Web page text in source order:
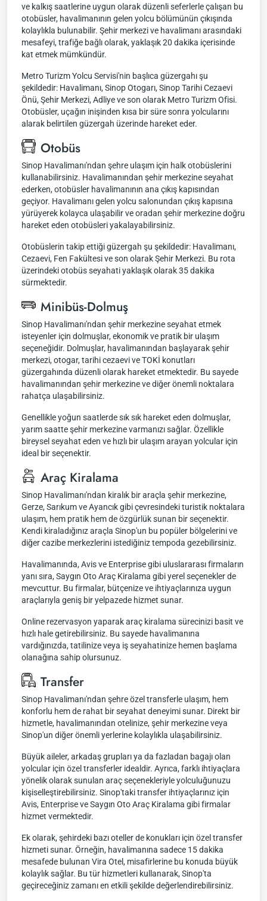
ve kalkış saatlerine uygun olarak düzenli seferlerle çalışan bu
otobüsler, havalimanının gelen yolcu bölümünün çıkışında
kolaylıkla bulunabilir. Şehir merkezi ve havalimanı arasındaki
mesafeyi, trafiğe bağlı olarak, yaklaşık 20 dakika içerisinde
kat etmek mümkündür.
Metro Turizm Yolcu Servisi'nin başlıca güzergahı şu
şekildedir: Havalimanı, Sinop Otogarı, Sinop Tarihi Cezaevi
Önü, Şehir Merkezi, Adliye ve son olarak Metro Turizm Ofisi.
Otobüsler, uçağın inişinden kısa bir süre sonra yolcularını
alarak belirtilen güzergah üzerinde hareket eder.
Otobüs
Sinop Havalimanı'ndan şehre ulaşım için halk otobüslerini
kullanabilirsiniz. Havalimanından şehir merkezine seyahat
ederken, otobüsler havalimanının ana çıkış kapısından
geçiyor. Havalimanı gelen yolcu salonundan çıkış kapısına
yürüyerek kolayca ulaşabilir ve oradan şehir merkezine doğru
hareket eden otobüsleri yakalayabilirsiniz.
Otobüslerin takip ettiği güzergah şu şekildedir: Havalimanı,
Cezaevi, Fen Fakültesi ve son olarak Şehir Merkezi. Bu rota
üzerindeki otobüs seyahati yaklaşık olarak 35 dakika
sürmektedir.
Minibüs-Dolmuş
Sinop Havalimanı'ndan şehir merkezine seyahat etmek
isteyenler için dolmuşlar, ekonomik ve pratik bir ulaşım
seçeneğidir. Dolmuşlar, havalimanından başlayarak şehir
merkezi, otogar, tarihi cezaevi ve TOKİ konutları
güzergahında düzenli olarak hareket etmektedir. Bu sayede
havalimanından şehir merkezine ve diğer önemli noktalara
rahatça ulaşabilirsiniz.
Genellikle yoğun saatlerde sık sık hareket eden dolmuşlar,
yarım saatte şehir merkezine varmanızı sağlar. Özellikle
bireysel seyahat eden ve hızlı bir ulaşım arayan yolcular için
ideal bir seçenektir.
Araç Kiralama
Sinop Havalimanı'ndan kiralık bir araçla şehir merkezine,
Gerze, Sarıkum ve Ayancık gibi çevresindeki turistik noktalara
ulaşım, hem pratik hem de özgürlük sunan bir seçenektir.
Kendi kiraladığınız araçla Sinop'un bu popüler bölgelerini ve
diğer cazibe merkezlerini istediğiniz tempoda gezebilirsiniz.
Havalimanında, Avis ve Enterprise gibi uluslararası firmaların
yanı sıra, Saygın Oto Araç Kiralama gibi yerel seçenekler de
mevcuttur. Bu firmalar, bütçenize ve ihtiyaçlarınıza uygun
araçlarıyla geniş bir yelpazede hizmet sunar.
Online rezervasyon yaparak araç kiralama sürecinizi basit ve
hızlı hale getirebilirsiniz. Bu sayede havalimanına
vardığınızda, tatilinize veya iş seyahatinize hemen başlama
olanağına sahip olursunuz.
Transfer
Sinop Havalimanı'ndan şehre özel transferle ulaşım, hem
konforlu hem de rahat bir seyahat deneyimi sunar. Direkt bir
hizmetle, havalimanından otelinize, şehir merkezine veya
Sinop'un diğer önemli yerlerine kolaylıkla ulaşabilirsiniz.
Büyük aileler, arkadaş grupları ya da fazladan bagajı olan
yolcular için özel transferler idealdir. Ayrıca, farklı ihtiyaçlara
yönelik olarak sunulan araç seçenekleriyle yolculuğunuzu
kişiselleştirebilirsiniz. Sinop'taki transfer ihtiyaçlarınız için
Avis, Enterprise ve Saygın Oto Araç Kiralama gibi firmalar
hizmet vermektedir.
Ek olarak, şehirdeki bazı oteller de konukları için özel transfer
hizmeti sunar. Örneğin, havalimanına sadece 15 dakika
mesafede bulunan Vira Otel, misafirlerine bu konuda büyük
kolaylık sağlar. Bu tür hizmetleri kullanarak, Sinop'ta
geçireceğiniz zamanı en etkili şekilde değerlendirebilirsiniz.